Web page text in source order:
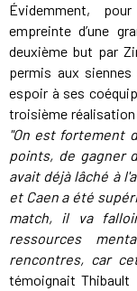
Évidemment,
empreinte d’une
deuxième but par
permis aux siennes
espoir à ses
troisième réalisation
"On est fortement
points, de gagner
avait déjà lâché à
et Caen a été
match, il va
ressources
rencontres, car
témoignait Thibault